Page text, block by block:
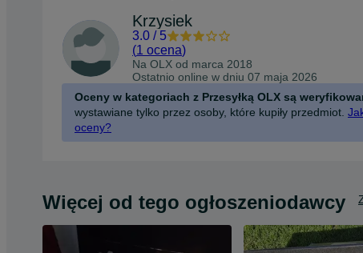
Krzysiek
3.0 / 5
(1 ocena)
Na OLX od marca 2018
Ostatnio online w dniu 07 maja 2026
Oceny w kategoriach z Przesyłką OLX są
wystawiane tylko przez osoby, które kupiły przedmiot.
oceny?
Więcej od tego ogłoszeniodawcy